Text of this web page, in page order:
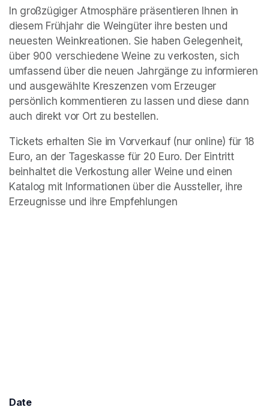
In großzügiger Atmosphäre präsentieren Ihnen in
diesem Frühjahr die Weingüter ihre besten und
neuesten Weinkreationen. Sie haben Gelegenheit,
über 900 verschiedene Weine zu verkosten, sich
umfassend über die neuen Jahrgänge zu informieren
und ausgewählte Kreszenzen vom Erzeuger
persönlich kommentieren zu lassen und diese dann
auch direkt vor Ort zu bestellen.
Tickets erhalten Sie im Vorverkauf (nur online) für 18
Euro, an der Tageskasse für 20 Euro. Der Eintritt
beinhaltet die Verkostung aller Weine und einen
Katalog mit Informationen über die Aussteller, ihre
Erzeugnisse und ihre Empfehlungen
Date